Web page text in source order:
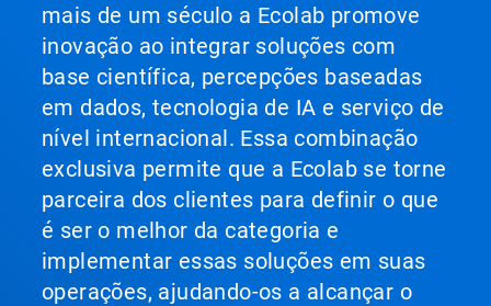
mais de um século a Ecolab promove
inovação ao integrar soluções com
base científica, percepções baseadas
em dados, tecnologia de IA e serviço de
nível internacional. Essa combinação
exclusiva permite que a Ecolab se torne
parceira dos clientes para definir o que
é ser o melhor da categoria e
implementar essas soluções em suas
operações, ajudando-os a alcançar o